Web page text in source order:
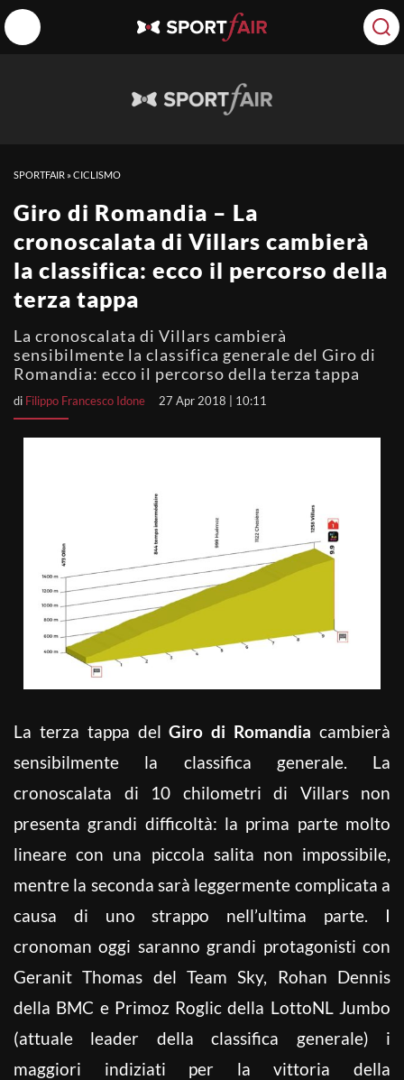
SPORTFAIR »CICLISMO
Giro di Romandia – La
cronoscalata di Villars cambierà
la classifica: ecco il percorso della
terza tappa
La cronoscalata di Villars cambierà
sensibilmente la classifica generale del Giro di
Romandia: ecco il percorso della terza tappa
di Filippo Francesco Idone 27 Apr 2018 | 10:11
La terza tappa delGiro di Romandiacambierà
sensibilmente la classifica generale. La
cronoscalata di 10 chilometri di Villars non
presenta grandi difficoltà: la prima parte molto
lineare con una piccola salita non impossibile,
mentre la seconda sarà leggermente complicata a
causa di uno strappo nell’ultima parte. I
cronoman oggi saranno grandi protagonisti con
Geranit Thomas del Team Sky, Rohan Dennis
della BMC e Primoz Roglic della LottoNL Jumbo
(attuale leader della classifica generale) i
maggiori indiziati per la vittoria della